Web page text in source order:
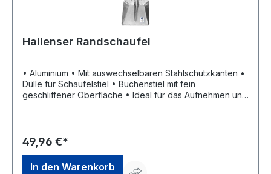
Hallenser Randschaufel
• Aluminium • Mit auswechselbaren Stahlschutzkanten •
Dülle für Schaufelstiel • Buchenstiel mit fein
geschliffener Oberfläche • Ideal für das Aufnehmen und
49,96 €*
In den Warenkorb